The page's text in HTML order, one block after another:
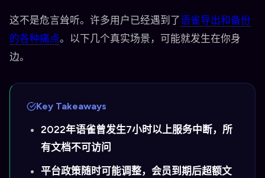
这不是危言耸听。许多用户已经遇到了语雀导出和备份
的各种痛点。以下几个真实场景，可能就发生在你身
边。
Key Takeaways
2022年语雀曾发生7小时以上服务中断，所
有文档不可访问
平台政策随时可能调整，会员到期后超额文